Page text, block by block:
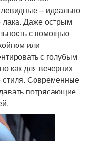
– идеально
лака. Даже острым
с помощью
или
с голубым
как для вечерних
стиля. Современные
потрясающие